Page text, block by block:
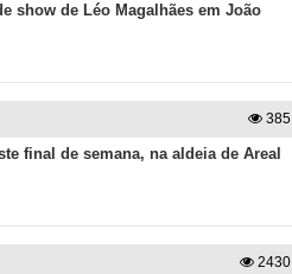
show de Léo Magalhães em João
385
final de semana, na aldeia de Areal
2430